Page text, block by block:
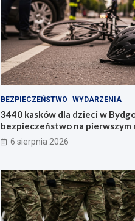
BEZPIECZEŃSTWO WYDARZENIA
3440 kasków dla dzieci w
bezpieczeństwo na pierwszym
6 sierpnia 2026